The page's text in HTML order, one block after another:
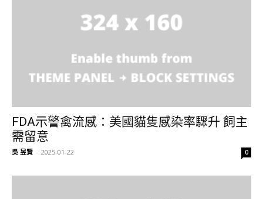
FDA示警禽流感：美國貓隻感染率驟升 飼主
需留意
吳 昱賢 - 2025-01-22 0